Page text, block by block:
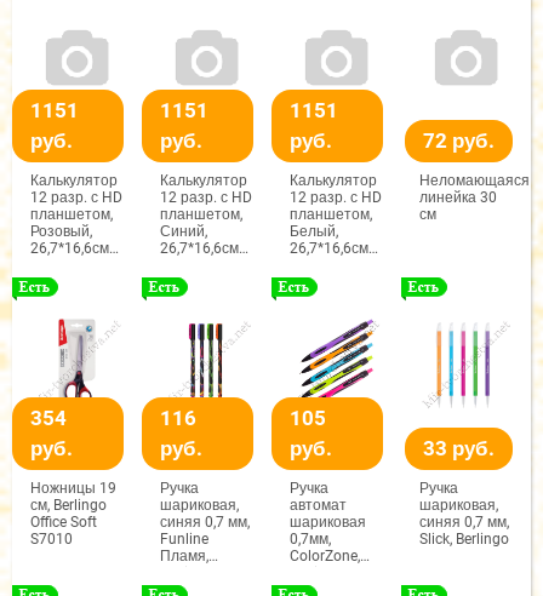
1151
руб.
Калькулятор
12 разр. с HD
планшетом,
Розовый,
26,7*16,6см
1995
1151
руб.
Калькулятор
12 разр. с HD
планшетом,
Синий,
26,7*16,6см
1995
1151
руб.
Калькулятор
12 разр. с HD
планшетом,
Белый,
26,7*16,6см
1995
72 руб.
Неломающаяся
линейка 30
см
354
руб.
Ножницы 19
см, Berlingo
Office Soft
S7010
116
руб.
Ручка
шариковая,
синяя 0,7 мм,
Funline
Пламя,
105
руб.
Ручка
автомат
шариковая
0,7мм,
ColorZone,
33 руб.
Ручка
шариковая,
синяя 0,7 мм,
Slick, Berlingo